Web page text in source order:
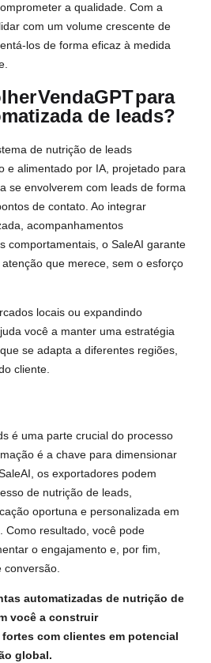
a qualidade. Com a
com um volume crescente de
los de forma eficaz à medida
VendaGPTpara
de leads?
de nutrição de leads
e alimentado por IA, projetado para
se envolverem com leads de forma
de contato. Ao integrar
acompanhamentos
comportamentais, o SaleAI garante
que merece, sem o esforço
locais ou expandindo
você a manter uma estratégia
se adapta a diferentes regiões,
cliente.
é uma parte crucial do processo
é a chave para dimensionar
os exportadores podem
de nutrição de leads,
oportuna e personalizada em
Como resultado, você pode
o engajamento e, por fim,
conversão.
automatizadas de nutrição de
você a construir
com clientes em potencial
global.